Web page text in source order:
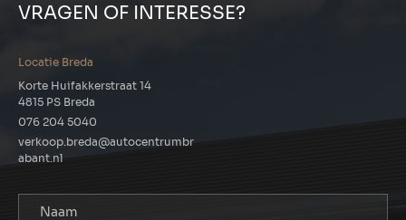
VRAGEN OF INTERESSE?
Locatie Breda
Korte Huifakkerstraat 14
4815 PS Breda
076 204 5040
verkoop.breda@autocentrumbr
abant.nl